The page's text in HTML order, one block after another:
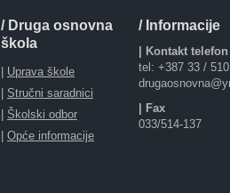
/ Druga osnovna
škola
| Uprava škole
| Stručni saradnici
| Školski odbor
| Opće informacije
/ Informacije
| Kontakt telefon
tel: +387 33 /
| Fax
033/514-137